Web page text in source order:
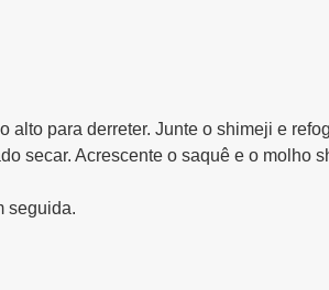
para derreter. Junte o shimeji e
secar. Acrescente o saquê e o molho
seguida.